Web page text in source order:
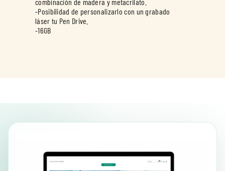
-Posibilidad de personalizarlo con un grabado
láser tu Pen Drive.
-16GB